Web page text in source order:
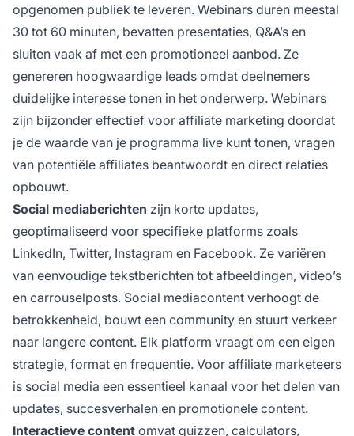
opgenomen publiek te leveren. Webinars duren meestal
30 tot 60 minuten, bevatten presentaties, Q&A’s en
sluiten vaak af met een promotioneel aanbod. Ze
genereren hoogwaardige leads omdat deelnemers
duidelijke interesse tonen in het onderwerp. Webinars
zijn bijzonder effectief voor affiliate marketing doordat
je de waarde van je programma live kunt tonen, vragen
van potentiële affiliates beantwoordt en direct relaties
opbouwt.
Social mediaberichten zijn korte updates,
geoptimaliseerd voor specifieke platforms zoals
LinkedIn, Twitter, Instagram en Facebook. Ze variëren
van eenvoudige tekstberichten tot afbeeldingen, video’s
en carrouselposts. Social mediacontent verhoogt de
betrokkenheid, bouwt een community en stuurt verkeer
naar langere content. Elk platform vraagt om een eigen
strategie, format en frequentie. Voor affiliate marketeers
is social media een essentieel kanaal voor het delen van
updates, succesverhalen en promotionele content.
Interactieve content omvat quizzen, calculators,